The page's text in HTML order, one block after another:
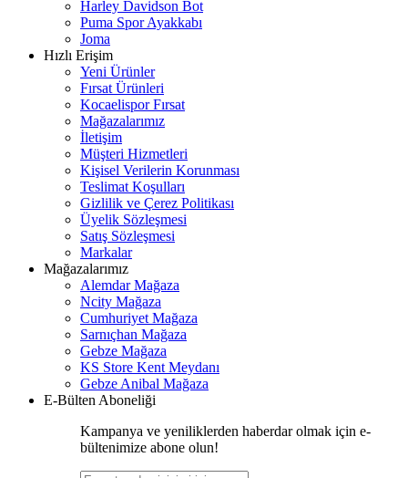
Harley Davidson Bot
Puma Spor Ayakkabı
Joma
Hızlı Erişim
Yeni Ürünler
Fırsat Ürünleri
Kocaelispor Fırsat
Mağazalarımız
İletişim
Müşteri Hizmetleri
Kişisel Verilerin Korunması
Teslimat Koşulları
Gizlilik ve Çerez Politikası
Üyelik Sözleşmesi
Satış Sözleşmesi
Markalar
Mağazalarımız
Alemdar Mağaza
Ncity Mağaza
Cumhuriyet Mağaza
Sarnıçhan Mağaza
Gebze Mağaza
KS Store Kent Meydanı
Gebze Anibal Mağaza
E-Bülten Aboneliği
Kampanya ve yeniliklerden haberdar olmak için e-
bültenimize abone olun!